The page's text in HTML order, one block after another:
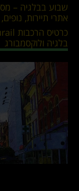
שבוע בבלגיה –
אתרי תיירות,
בלגיה ולוקסמבורג